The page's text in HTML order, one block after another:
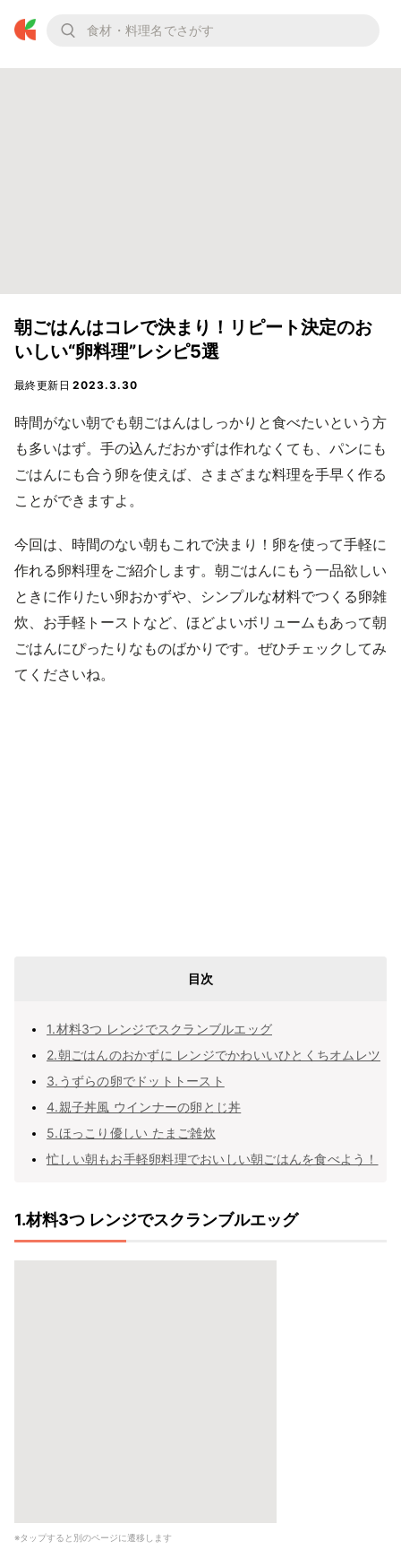
朝ごはんはコレで決まり！リピート決定のお
いしい“卵料理”レシピ5選
最終更新日2023.3.30
時間がない朝でも朝ごはんはしっかりと食べたいという方
も多いはず。手の込んだおかずは作れなくても、パンにも
ごはんにも合う卵を使えば、さまざまな料理を手早く作る
ことができますよ。
今回は、時間のない朝もこれで決まり！卵を使って手軽に
作れる卵料理をご紹介します。朝ごはんにもう一品欲しい
ときに作りたい卵おかずや、シンプルな材料でつくる卵雑
炊、お手軽トーストなど、ほどよいボリュームもあって朝
ごはんにぴったりなものばかりです。ぜひチェックしてみ
てくださいね。
目次
1.材料3つ レンジでスクランブルエッグ
2.朝ごはんのおかずに レンジでかわいいひとくちオムレツ
3.うずらの卵でドットトースト
4.親子丼風 ウインナーの卵とじ丼
5.ほっこり優しい たまご雑炊
忙しい朝もお手軽卵料理でおいしい朝ごはんを食べよう！
1.材料3つ レンジでスクランブルエッグ
※タップすると別のページに遷移します